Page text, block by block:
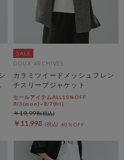
DOUX ARCHIVES
カラミツイードメッシュフレン
チスリーブジャケット
セールアイテムALL10%OFF
8/3(mon)~8/7(fri)
￥11,998 40％OFF
￥19,998